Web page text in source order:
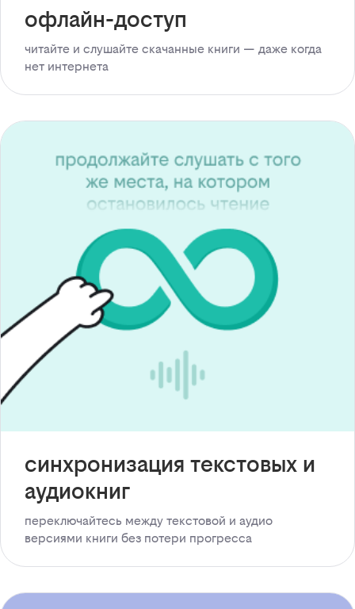
офлайн-доступ
читайте и слушайте скачанные книги — даже когда
нет интернета
синхронизация текстовых и
аудиокниг
переключайтесь между текстовой и аудио
версиями книги без потери прогресса